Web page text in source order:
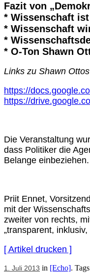
Fazit von
* Wissenschaft
* Wissenschaft
*
* O-Ton Shawn
Links zu Shawn
https://
https://
Die Veranstaltung
dass Politiker die
Belange einbeziehen.
Priit Ennet,
mit der
zweiter von rechts,
„transparent,
[ Artikel drucken ]
1. Juli 2013 in [Echo].